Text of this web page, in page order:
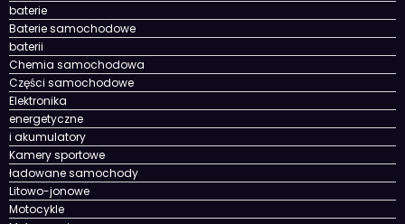
baterie
Baterie samochodowe
baterii
Chemia samochodowa
Części samochodowe
Elektronika
energetyczne
i akumulatory
Kamery sportowe
ładowane samochody
Litowo-jonowe
Motocykle